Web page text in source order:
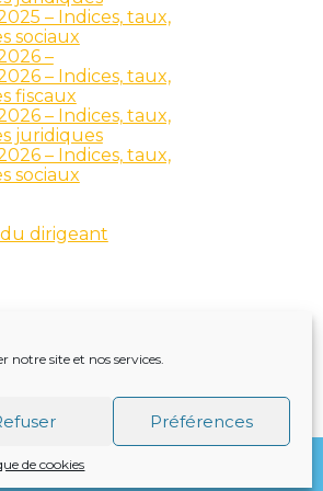
notre site et nos services.
Préférences
de cookies
– Indices, taux,
sociaux
–
– Indices, taux,
fiscaux
– Indices, taux,
juridiques
– Indices, taux,
sociaux
dirigeant
DU CABINET CONTACT